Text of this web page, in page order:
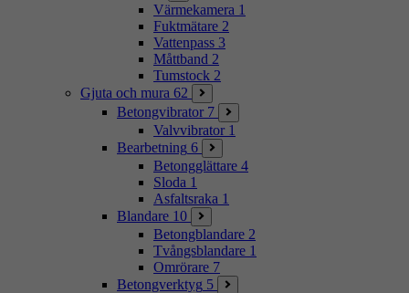
Värmekamera 1
Fuktmätare 2
Vattenpass 3
Måttband 2
Tumstock 2
Gjuta och mura 62
Betongvibrator 7
Valvvibrator 1
Bearbetning 6
Betongglättare 4
Sloda 1
Asfaltsraka 1
Blandare 10
Betongblandare 2
Tvångsblandare 1
Omrörare 7
Betongverktyg 5